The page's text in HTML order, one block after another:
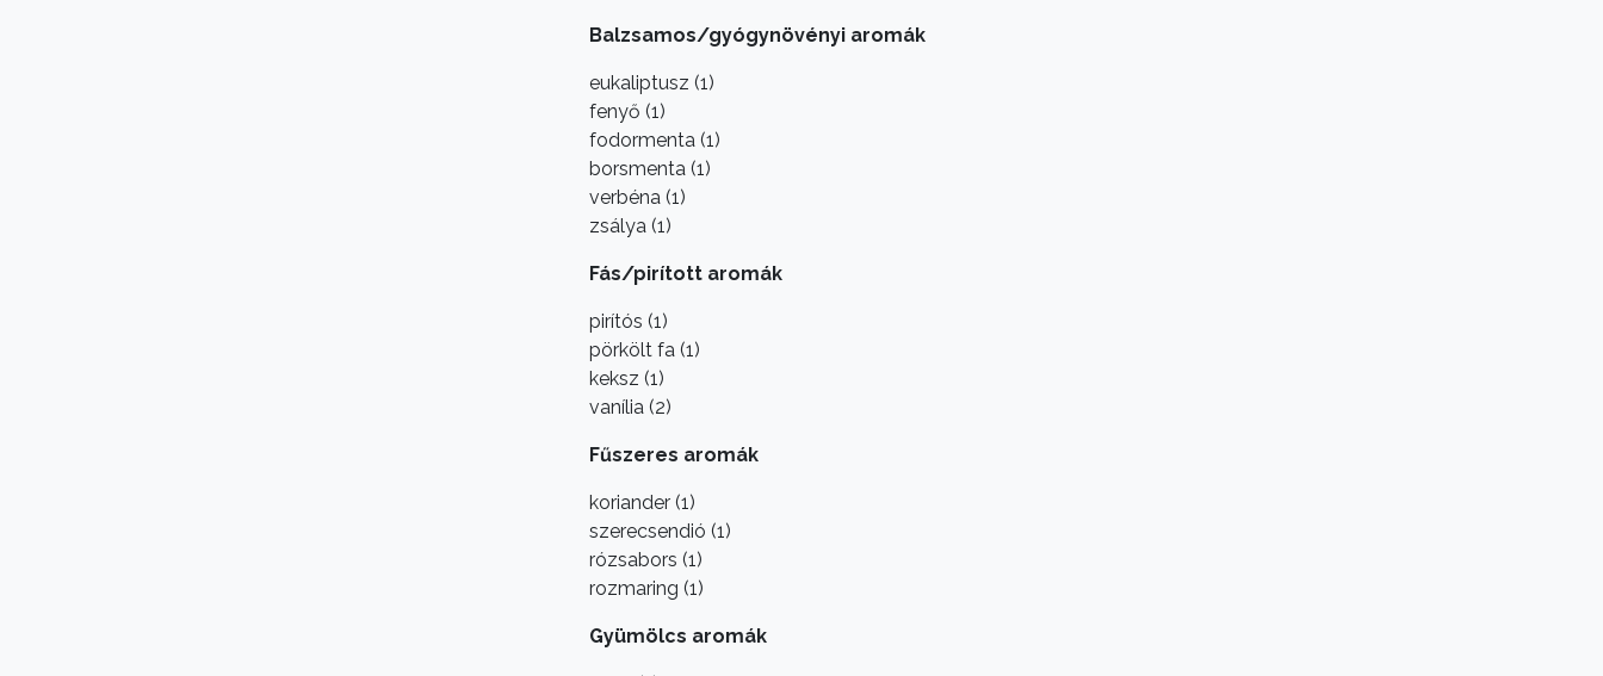
Balzsamos/gyógynövényi aromák
eukaliptusz (1)
fenyő (1)
fodormenta (1)
borsmenta (1)
verbéna (1)
zsálya (1)
Fás/pirított aromák
pirítós (1)
pörkölt fa (1)
keksz (1)
vanília (2)
Fűszeres aromák
koriander (1)
szerecsendió (1)
rózsabors (1)
rozmaring (1)
Gyümölcs aromák